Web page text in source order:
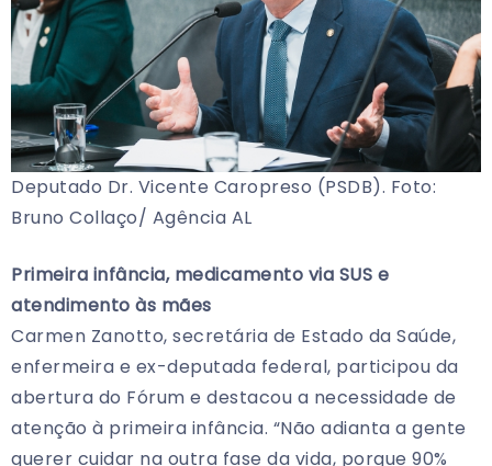
Deputado Dr. Vicente Caropreso (PSDB). Foto:
Bruno Collaço/ Agência AL
Primeira infância, medicamento via SUS e
atendimento às mães
Carmen Zanotto, secretária de Estado da Saúde,
enfermeira e ex-deputada federal, participou da
abertura do Fórum e destacou a necessidade de
atenção à primeira infância. “Não adianta a gente
querer cuidar na outra fase da vida, porque 90%